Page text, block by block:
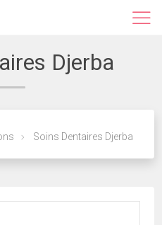
Djerba
Soins Dentaires Djerba